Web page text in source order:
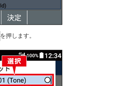
を押します。